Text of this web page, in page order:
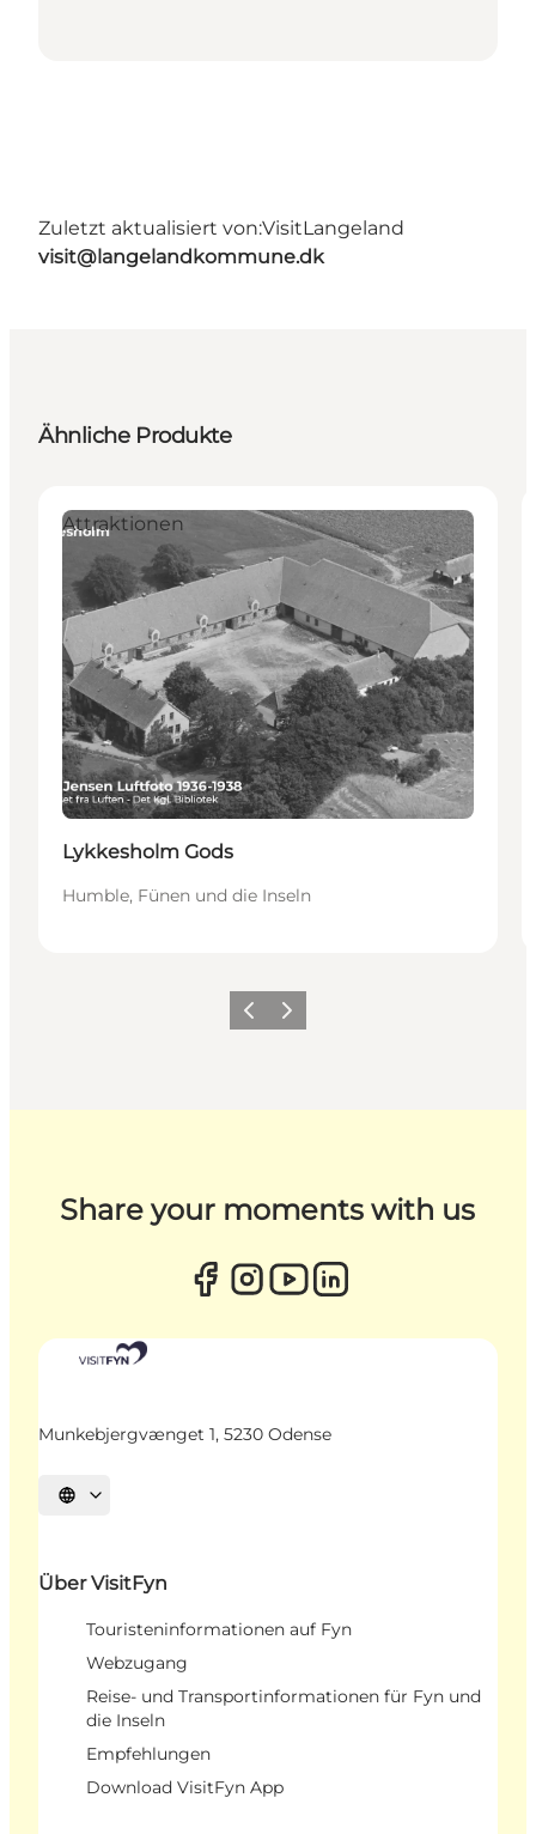
Zuletzt aktualisiert von:VisitLangeland
visit@langelandkommune.dk
Ähnliche Produkte
Attraktionen
Lykkesholm Gods
Humble, Fünen und die Inseln
ZurückWeiter
Share your moments with us
Munkebjergvænget 1, 5230 Odense
Sprache auswählen
Über VisitFyn
Touristeninformationen auf Fyn
Webzugang
Reise- und Transportinformationen für Fyn und
die Inseln
Empfehlungen
Download VisitFyn App